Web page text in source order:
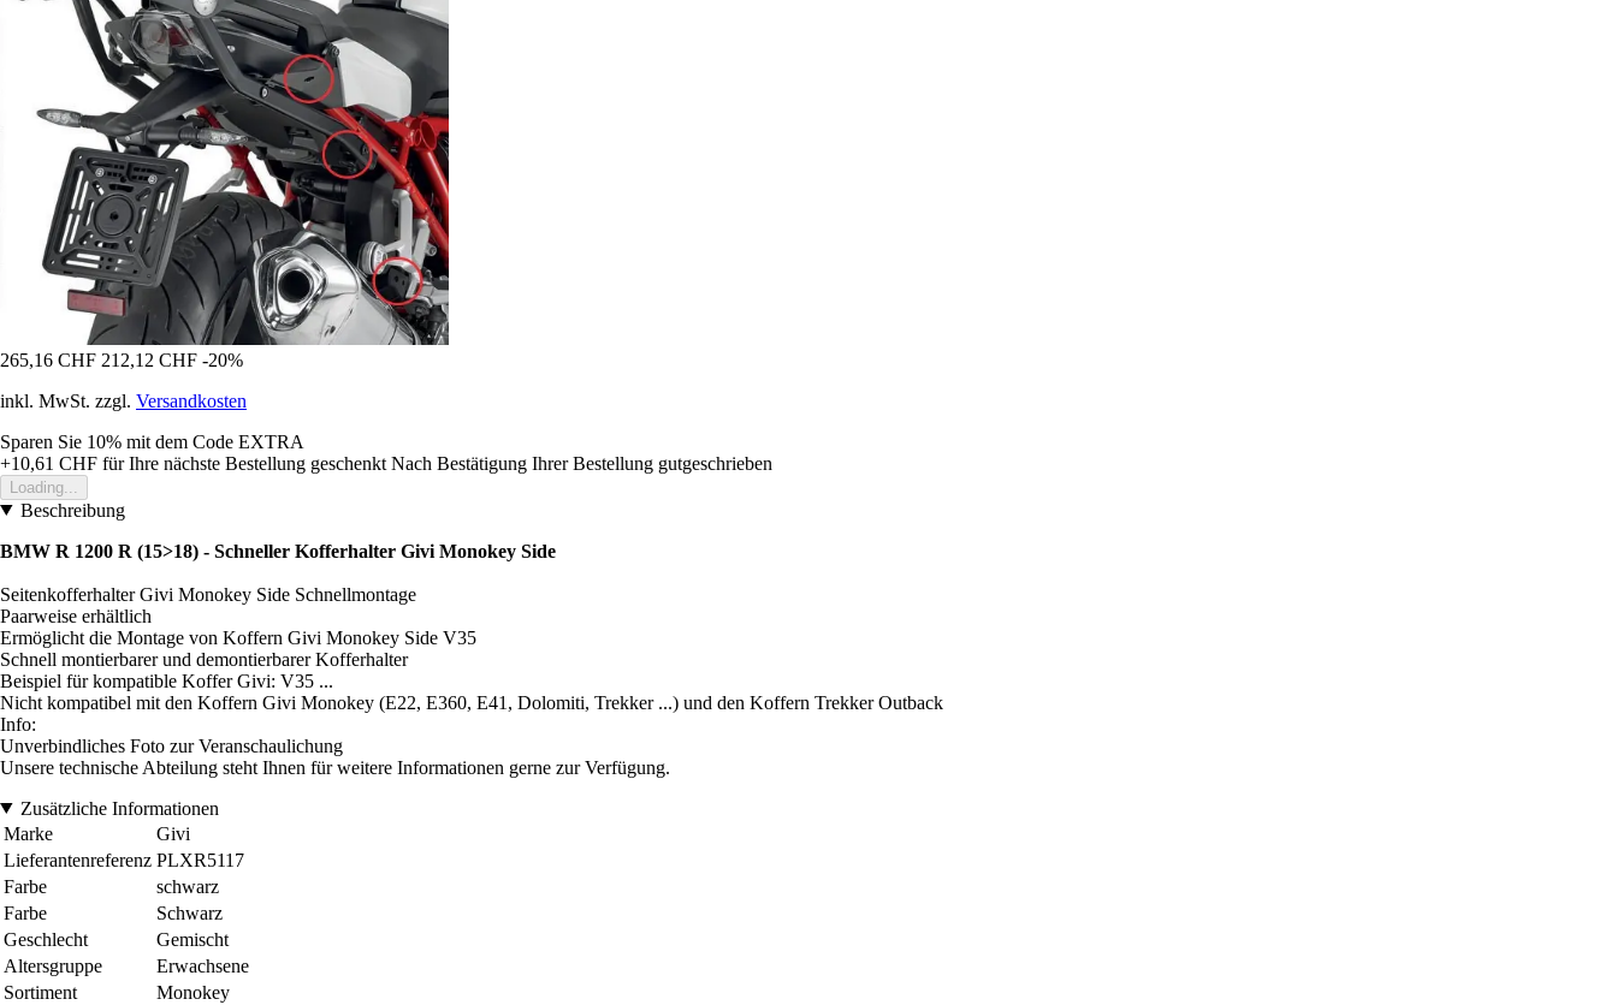
265,16 CHF 212,12 CHF -20%
inkl. MwSt. zzgl. Versandkosten
Sparen Sie 10% mit dem Code EXTRA
+10,61 CHF für Ihre nächste Bestellung geschenkt Nach Bestätigung Ihrer Bestellung gutgeschrieben
Loading...
Beschreibung
BMW R 1200 R (15>18) - Schneller Kofferhalter Givi Monokey Side
Seitenkofferhalter Givi Monokey Side Schnellmontage
Paarweise erhältlich
Ermöglicht die Montage von Koffern Givi Monokey Side V35
Schnell montierbarer und demontierbarer Kofferhalter
Beispiel für kompatible Koffer Givi: V35 ...
Nicht kompatibel mit den Koffern Givi Monokey (E22, E360, E41, Dolomiti, Trekker ...) und den Koffern Trekker Outback
Info:
Unverbindliches Foto zur Veranschaulichung
Unsere technische Abteilung steht Ihnen für weitere Informationen gerne zur Verfügung.
Zusätzliche Informationen
Marke
Givi
Lieferantenreferenz PLXR5117
Farbe
schwarz
Farbe
Schwarz
Geschlecht
Gemischt
Altersgruppe
Erwachsene
Sortiment
Monokey